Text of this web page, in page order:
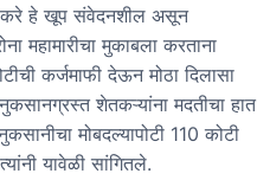
हे खूप संवेदनशील असून
महामारीचा मुकाबला करताना
कर्जमाफी देऊन मोठा दिलासा
शेतकऱ्यांना मदतीचा हात
मोबदल्यापोटी 110 कोटी
यावेळी सांगितले.